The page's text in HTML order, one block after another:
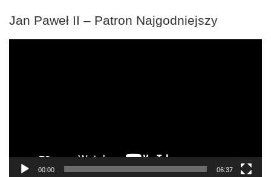
Jan Paweł II – Patron Najgodniejszy
00:00 06:37